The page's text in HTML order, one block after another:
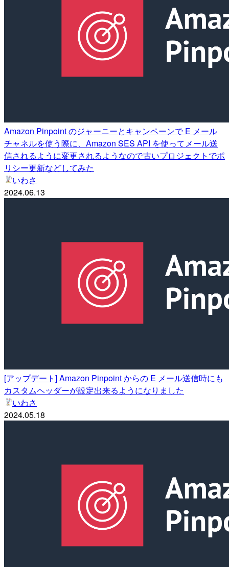
Amazon Pinpoint のジャーニーとキャンペーンで E メール
チャネルを使う際に、Amazon SES API を使ってメール送
信されるように変更されるようなので古いプロジェクトでポ
リシー更新などしてみた
いわさ
2024.06.13
[アップデート] Amazon Pinpoint からの E メール送信時にも
カスタムヘッダーが設定出来るようになりました
いわさ
2024.05.18